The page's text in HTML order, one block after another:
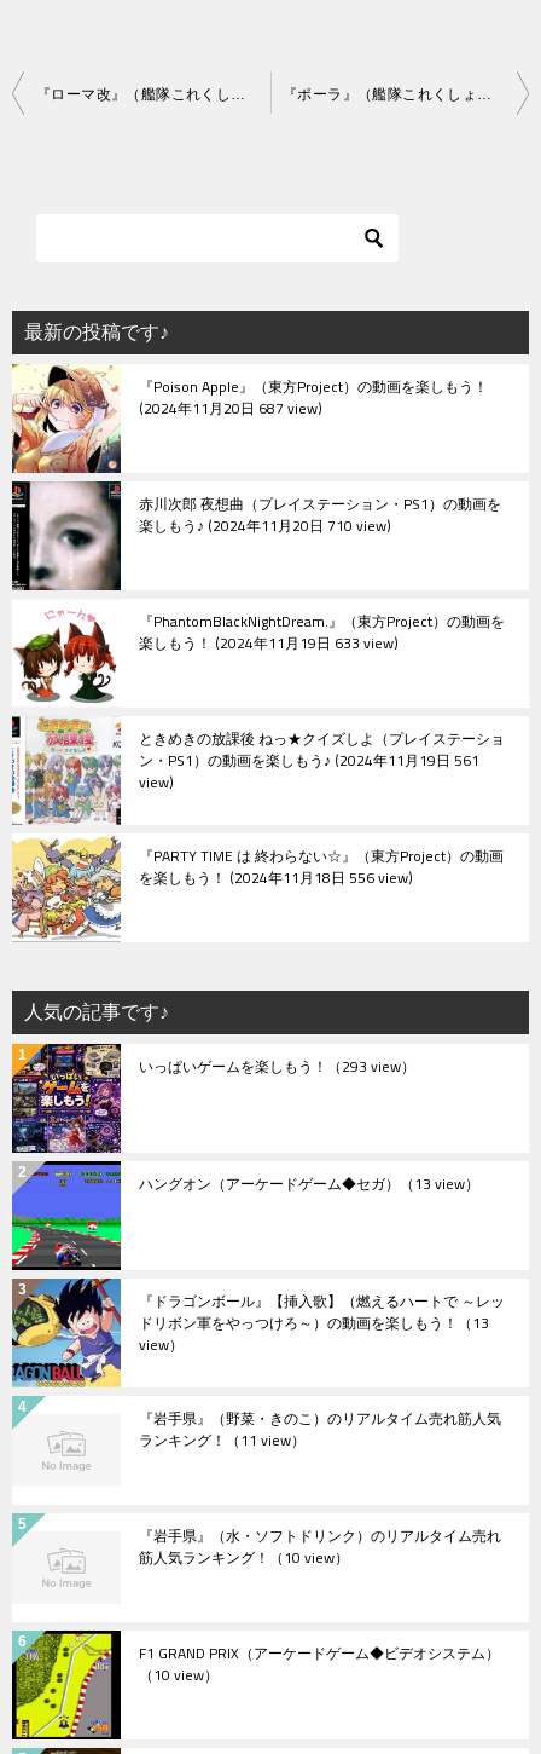
投
シ
ョ
ン
最新の投稿です♪
『Poison Apple』（東方Project）の動画を楽しもう！
2024年11月20日 687 view
赤川次郎 夜想曲（プレイステーション・PS1）の動画を
楽しもう♪ 2024年11月20日 710 view
『PhantomBlackNightDream.』（東方Project）の動画を
楽しもう！ 2024年11月19日 633 view
ときめきの放課後 ねっ★クイズしよ（プレイステーショ
ン・PS1）の動画を楽しもう♪ 2024年11月19日 561
view
『PARTY TIME は 終わらない☆』（東方Project）の動画
を楽しもう！ 2024年11月18日 556 view
人気の記事です♪
いっぱいゲームを楽しもう！ （293 view）
ハングオン（アーケードゲーム◆セガ） （13 view）
『ドラゴンボール』【挿入歌】（燃えるハートで ～レッ
ドリボン軍をやっつけろ～）の動画を楽しもう！ （13
view）
『岩手県』（野菜・きのこ）のリアルタイム売れ筋人気
ランキング！ （11 view）
『岩手県』（水・ソフトドリンク）のリアルタイム売れ
筋人気ランキング！ （10 view）
F1 GRAND PRIX（アーケードゲーム◆ビデオシステム）
（10 view）